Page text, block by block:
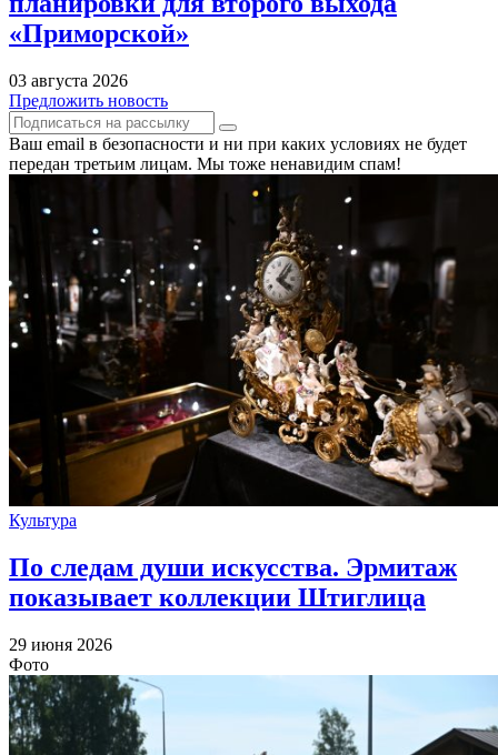
«Приморской»
03 августа 2026
Предложить новость
Ваш email в безопасности и ни при каких условиях не будет
передан третьим лицам. Мы тоже ненавидим спам!
Культура
По следам души искусства. Эрмитаж
показывает коллекции Штиглица
29 июня 2026
Фото